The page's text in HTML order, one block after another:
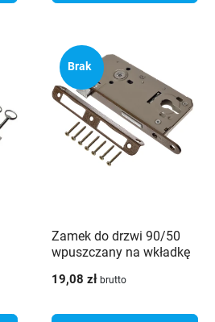
Brak
Zamek do drzwi 90/50
wpuszczany na wkładkę
19,08 zł brutto